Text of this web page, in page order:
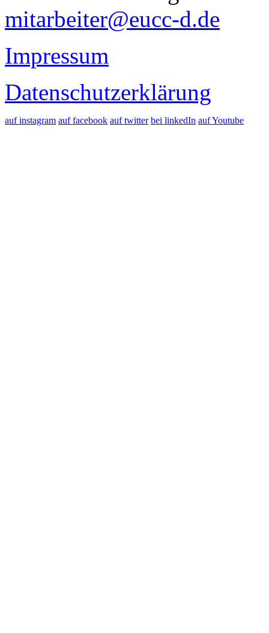
mitarbeiter@eucc-d.de
Impressum
Datenschutzerklärung
auf instagram auf facebook auf twitter bei linkedIn auf Youtube